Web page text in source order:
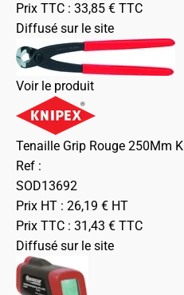
Prix TTC : 33,85 € TTC
Diffusé sur le site
Voir le produit
Tenaille Grip Rouge 250Mm
Ref :
SOD13692
Prix HT : 26,19 € HT
Prix TTC : 31,43 € TTC
Diffusé sur le site